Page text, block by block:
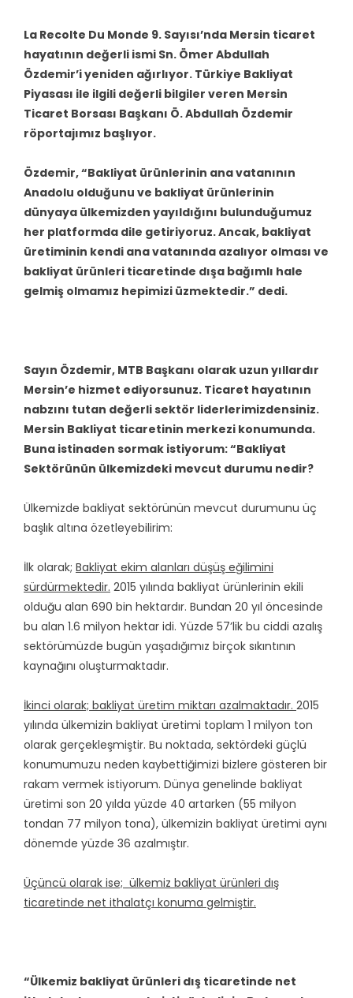
La Recolte Du Monde 9. Sayısı’nda Mersin ticaret
hayatının değerli ismi Sn. Ömer Abdullah
Özdemir’i yeniden ağırlıyor. Türkiye Bakliyat
Piyasası ile ilgili değerli bilgiler veren Mersin
Ticaret Borsası Başkanı Ö. Abdullah Özdemir
röportajımız başlıyor.
Özdemir, “Bakliyat ürünlerinin ana vatanının
Anadolu olduğunu ve bakliyat ürünlerinin
dünyaya ülkemizden yayıldığını bulunduğumuz
her platformda dile getiriyoruz. Ancak, bakliyat
üretiminin kendi ana vatanında azalıyor olması ve
bakliyat ürünleri ticaretinde dışa bağımlı hale
gelmiş olmamız hepimizi üzmektedir.” dedi.
Sayın Özdemir, MTB Başkanı olarak uzun yıllardır
Mersin’e hizmet ediyorsunuz. Ticaret hayatının
nabzını tutan değerli sektör liderlerimizdensiniz.
Mersin Bakliyat ticaretinin merkezi konumunda.
Buna istinaden sormak istiyorum: “Bakliyat
Sektörünün ülkemizdeki mevcut durumu nedir?
Ülkemizde bakliyat sektörünün mevcut durumunu üç
başlık altına özetleyebilirim:
İlk olarak; Bakliyat ekim alanları düşüş eğilimini
sürdürmektedir. 2015 yılında bakliyat ürünlerinin ekili
olduğu alan 690 bin hektardır. Bundan 20 yıl öncesinde
bu alan 1.6 milyon hektar idi. Yüzde 57’lik bu ciddi azalış
sektörümüzde bugün yaşadığımız birçok sıkıntının
kaynağını oluşturmaktadır.
İkinci olarak; bakliyat üretim miktarı azalmaktadır. 2015
yılında ülkemizin bakliyat üretimi toplam 1 milyon ton
olarak gerçekleşmiştir. Bu noktada, sektördeki güçlü
konumumuzu neden kaybettiğimizi bizlere gösteren bir
rakam vermek istiyorum. Dünya genelinde bakliyat
üretimi son 20 yılda yüzde 40 artarken (55 milyon
tondan 77 milyon tona), ülkemizin bakliyat üretimi aynı
dönemde yüzde 36 azalmıştır.
Üçüncü olarak ise; ülkemiz bakliyat ürünleri dış
ticaretinde net ithalatçı konuma gelmiştir.
“Ülkemiz bakliyat ürünleri dış ticaretinde net